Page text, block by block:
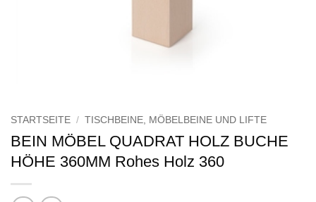
STARTSEITE / TISCHBEINE, MÖBELBEINE UND LIFTE
BEIN MÖBEL QUADRAT HOLZ BUCHE
HÖHE 360MM Rohes Holz 360